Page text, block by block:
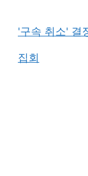
'구속 취소' 결
집회